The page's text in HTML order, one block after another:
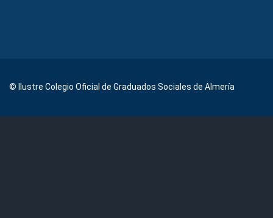
© Ilustre Colegio Oficial de Graduados Sociales de Almería